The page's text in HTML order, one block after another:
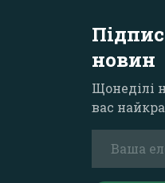
новин
Щонеділі
вас